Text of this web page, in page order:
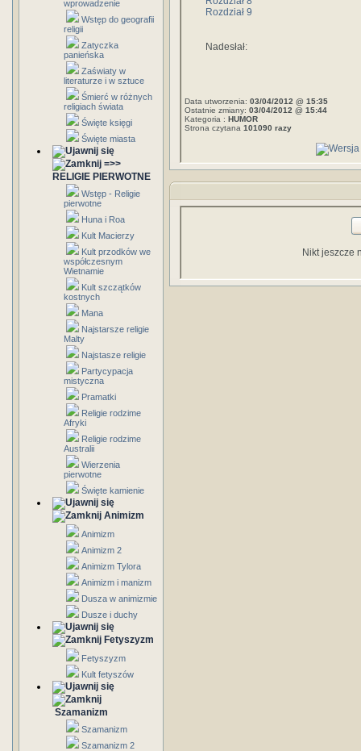
wprowadzenie
Wstęp do geografii
religii
Zatyczka
panieńska
Zaświaty w
literaturze i w sztuce
Śmierć w różnych
religiach świata
Święte księgi
Święte miasta
=>>
RELIGIE PIERWOTNE
Wstęp - Religie
pierwotne
Huna i Roa
Kult Macierzy
Kult przodków we
współczesnym
Wietnamie
Kult szczątków
kostnych
Mana
Najstarsze religie
Malty
Najstasze religie
Partycypacja
mistyczna
Pramatki
Religie rodzime
Afryki
Religie rodzime
Australii
Wierzenia
pierwotne
Święte kamienie
Animizm
Animizm
Animizm 2
Animizm Tylora
Animizm i manizm
Dusza w animizmie
Dusze i duchy
Fetyszyzm
Fetyszyzm
Kult fetyszów
Szamanizm
Szamanizm
Szamanizm 2
Rozdział 9
Nadesłał:
Data utworzenia: 03/04/2012 @ 15:35
Ostatnie zmiany: 03/04/2012 @ 15:44
Kategoria : HUMOR
Strona czytana 101090 razy
Nikt jeszcze